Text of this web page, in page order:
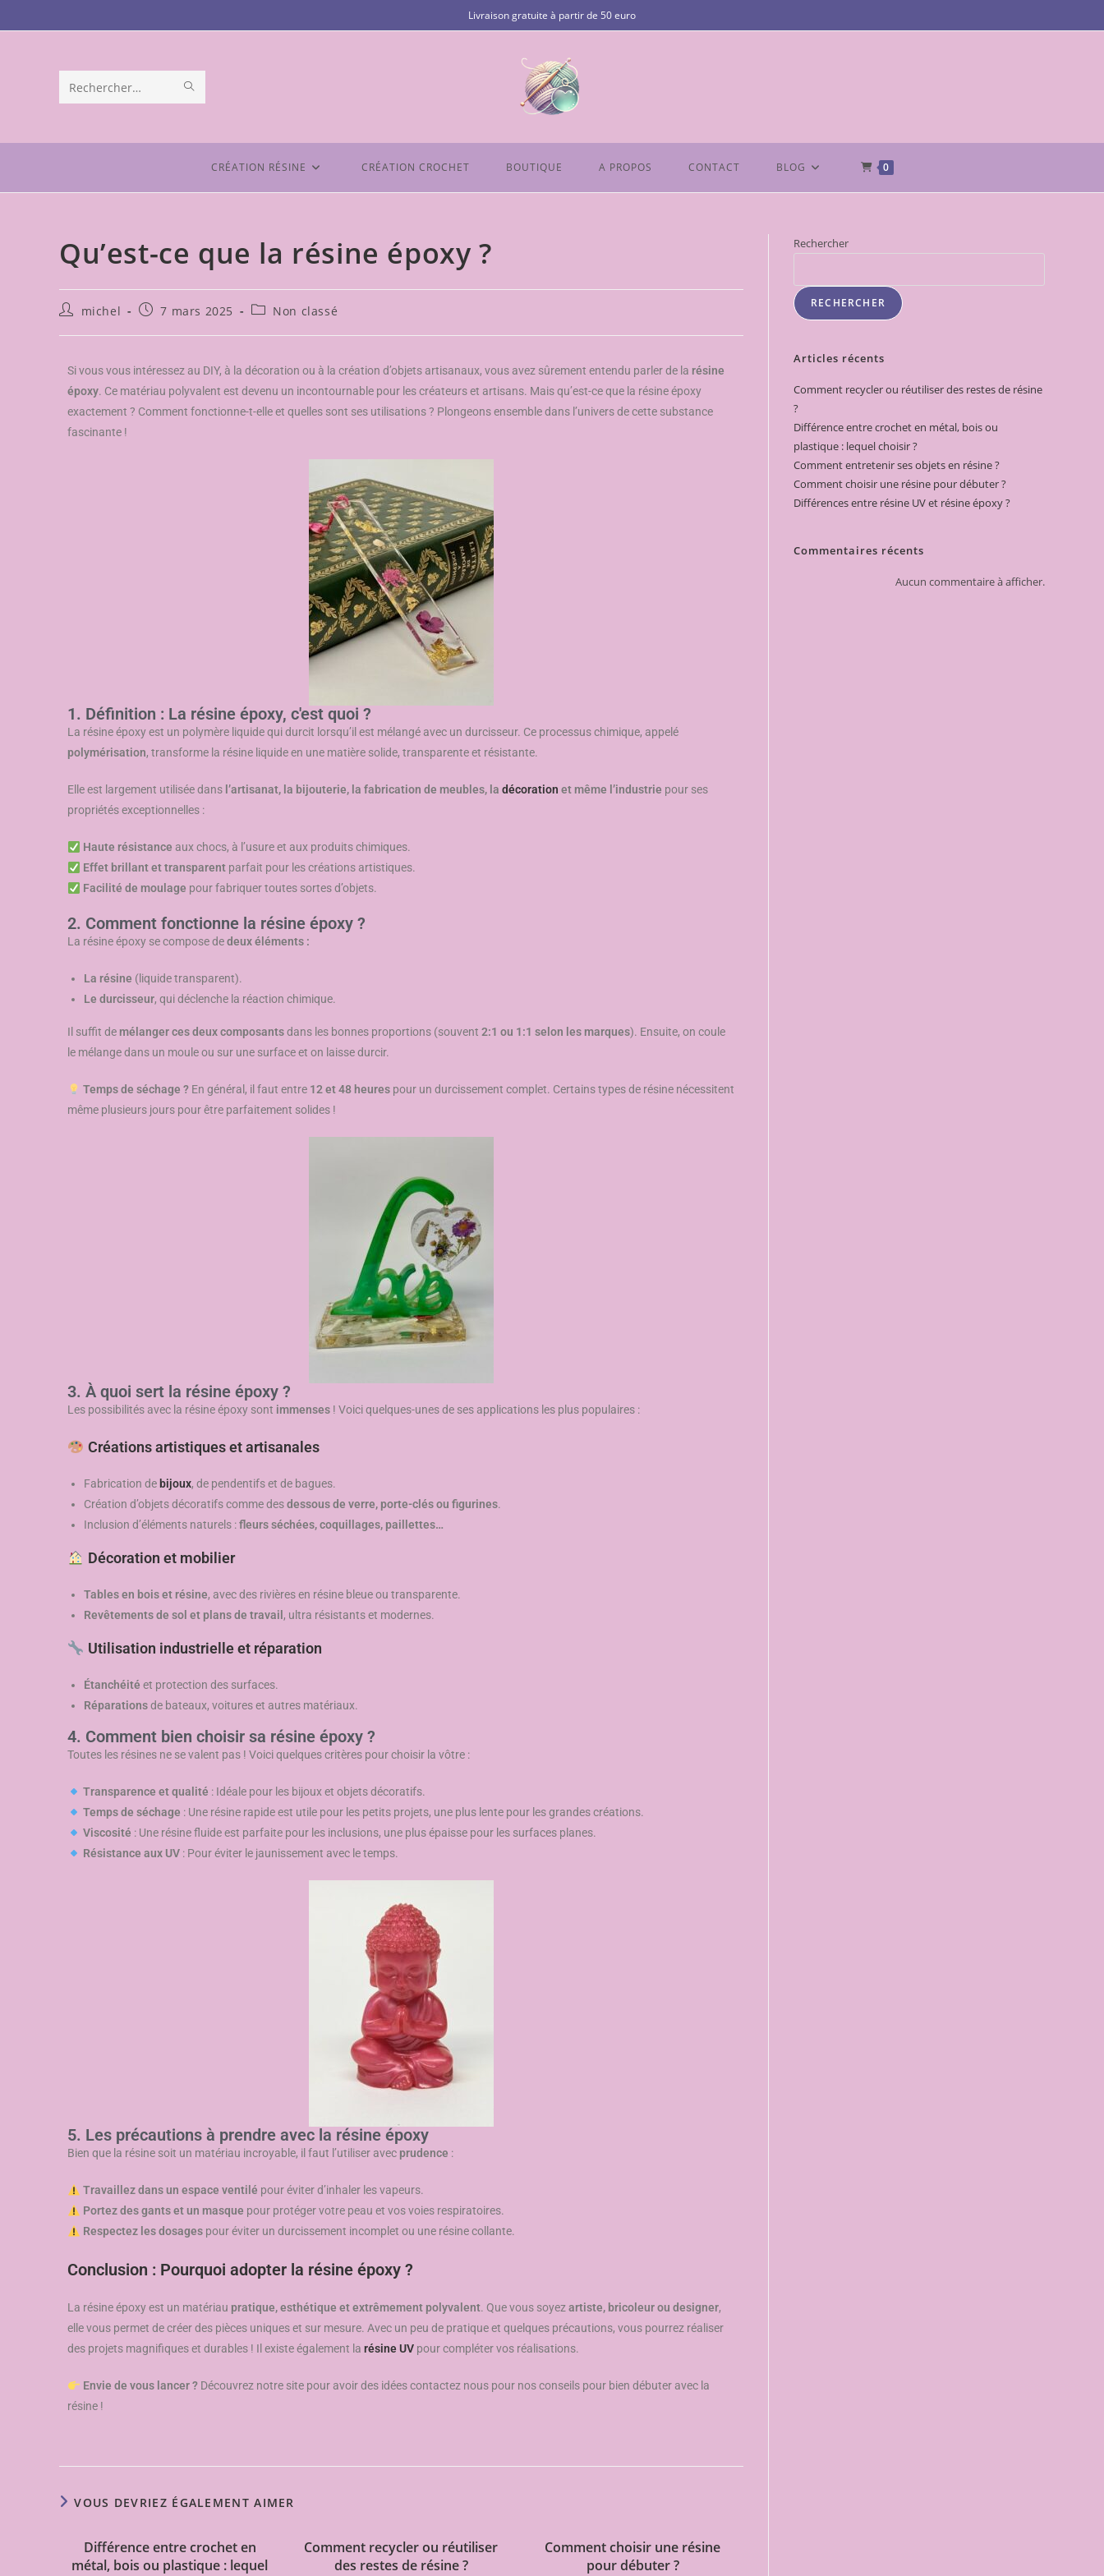
Livraison gratuite à partir de 50 euro
Rechercher
CRÉATION RÉSINE CRÉATION CROCHET BOUTIQUE A PROPOS CONTACT BLOG 0
Qu’est-ce que la résine époxy ?
michel 7 mars 2025 Non classé
Si vous vous intéressez au DIY, à la décoration ou à la création d’objets artisanaux, vous avez sûrement entendu parler de la résine
époxy. Ce matériau polyvalent est devenu un incontournable pour les créateurs et artisans. Mais qu’est-ce que la résine époxy
exactement ? Comment fonctionne-t-elle et quelles sont ses utilisations ? Plongeons ensemble dans l’univers de cette substance
fascinante !
1. Définition : La résine époxy, c'est quoi ?
La résine époxy est un polymère liquide qui durcit lorsqu’il est mélangé avec un durcisseur. Ce processus chimique, appelé
polymérisation, transforme la résine liquide en une matière solide, transparente et résistante.
Elle est largement utilisée dans l’artisanat, la bijouterie, la fabrication de meubles, la décoration et même l’industrie pour ses
propriétés exceptionnelles :
Haute résistance aux chocs, à l’usure et aux produits chimiques.
Effet brillant et transparentparfait pour les créations artistiques.
Facilité de moulage pour fabriquer toutes sortes d’objets.
2. Comment fonctionne la résine époxy ?
La résine époxy se compose dedeux éléments :
La résine (liquide transparent).
Le durcisseur, qui déclenche la réaction chimique.
Il suffit de mélanger ces deux composantsdans les bonnes proportions (souvent 2:1 ou 1:1 selon les marques). Ensuite, on coule
le mélange dans un moule ou sur une surface et on laisse durcir.
Temps de séchage ?En général, il faut entre 12 et 48 heurespour un durcissement complet. Certains types de résine nécessitent
même plusieurs jours pour être parfaitement solides !
3. À quoi sert la résine époxy ?
Les possibilités avec la résine époxy sont immenses ! Voici quelques-unes de ses applications les plus populaires :
Créations artistiques et artisanales
Fabrication de bijoux, de pendentifs et de bagues.
Création d’objets décoratifs comme desdessous de verre, porte-clés ou figurines.
Inclusion d’éléments naturels :fleurs séchées, coquillages, paillettes…
Décoration et mobilier
Tables en bois et résine, avec des rivières en résine bleue ou transparente.
Revêtements de sol et plans de travail , ultra résistants et modernes.
Utilisation industrielle et réparation
Étanchéité et protection des surfaces.
Réparationsde bateaux, voitures et autres matériaux.
4. Comment bien choisir sa résine époxy ?
Toutes les résines ne se valent pas ! Voici quelques critères pour choisir la vôtre :
Transparence et qualité : Idéale pour les bijoux et objets décoratifs.
Temps de séchage : Une résine rapide est utile pour les petits projets, une plus lente pour les grandes créations.
Viscosité : Une résine fluide est parfaite pour les inclusions, une plus épaisse pour les surfaces planes.
Résistance aux UV: Pour éviter le jaunissement avec le temps.
5. Les précautions à prendre avec la résine époxy
Bien que la résine soit un matériau incroyable, il faut l’utiliser avec prudence :
Travaillez dans un espace ventilé pour éviter d’inhaler les vapeurs.
Portez des gants et un masque pour protéger votre peau et vos voies respiratoires.
Respectez les dosagespour éviter un durcissement incomplet ou une résine collante.
Conclusion : Pourquoi adopter la résine époxy ?
La résine époxy est un matériau pratique, esthétique et extrêmement polyvalent. Que vous soyezartiste, bricoleur ou designer,
elle vous permet de créer des pièces uniques et sur mesure. Avec un peu de pratique et quelques précautions, vous pourrez réaliser
des projets magnifiques et durables ! Il existe également la résine UV pour compléter vos réalisations.
Envie de vous lancer ?Découvrez notre site pour avoir des idées contactez nous pour nos conseils pour bien débuter avec la
résine !
VOUS DEVRIEZ ÉGALEMENT AIMER
Différence entre crochet en
métal, bois ou plastique : lequel
Comment recycler ou réutiliser
des restes de résine ?
Comment choisir une résine
pour débuter ?
Rechercher
RECHERCHER
Articles récents
Comment recycler ou réutiliser des restes de résine
?
Différence entre crochet en métal, bois ou
plastique : lequel choisir ?
Comment entretenir ses objets en résine ?
Comment choisir une résine pour débuter ?
Différences entre résine UV et résine époxy ?
Commentaires récents
Aucun commentaire à afficher.